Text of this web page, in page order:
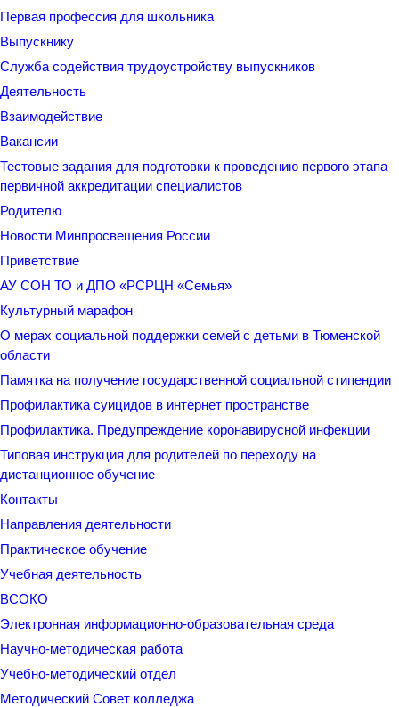
Первая профессия для школьника
Выпускнику
Служба содействия трудоустройству выпускников
Деятельность
Взаимодействие
Вакансии
Тестовые задания для подготовки к проведению первого этапа
первичной аккредитации специалистов
Родителю
Новости Минпросвещения России
Приветствие
АУ СОН ТО и ДПО «РСРЦН «Семья»
Культурный марафон
О мерах социальной поддержки семей с детьми в Тюменской
области
Памятка на получение государственной социальной стипендии
Профилактика суицидов в интернет пространстве
Профилактика. Предупреждение коронавирусной инфекции
Типовая инструкция для родителей по переходу на
дистанционное обучение
Контакты
Направления деятельности
Практическое обучение
Учебная деятельность
ВСОКО
Электронная информационно-образовательная среда
Научно-методическая работа
Учебно-методический отдел
Методический Совет колледжа